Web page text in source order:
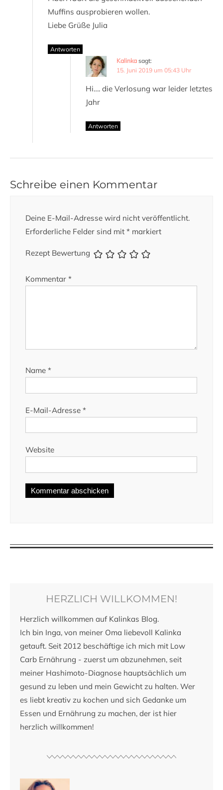
Muffins ausprobieren wollen.
Liebe Grüße Julia
Antworten
Kalinka sagt:
15. Juni 2019 um 05:43 Uhr
Hi…. die Verlosung war leider letztes
Jahr
Antworten
Schreibe einen Kommentar
Deine E-Mail-Adresse wird nicht veröffentlicht.
Erforderliche Felder sind mit * markiert
Rezept Bewertung
Kommentar *
Name *
E-Mail-Adresse *
Website
HERZLICH WILLKOMMEN!
Herzlich willkommen auf Kalinkas Blog.
Ich bin Inga, von meiner Oma liebevoll Kalinka
getauft. Seit 2012 beschäftige ich mich mit Low
Carb Ernährung - zuerst um abzunehmen, seit
meiner Hashimoto-Diagnose hauptsächlich um
gesund zu leben und mein Gewicht zu halten. Wer
es liebt kreativ zu kochen und sich Gedanke um
Essen und Ernährung zu machen, der ist hier
herzlich willkommen!